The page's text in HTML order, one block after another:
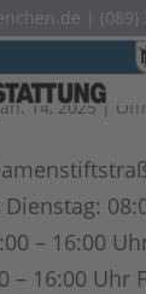
(089)
14, 2025|
– 16:00
– 16:00 Uhr